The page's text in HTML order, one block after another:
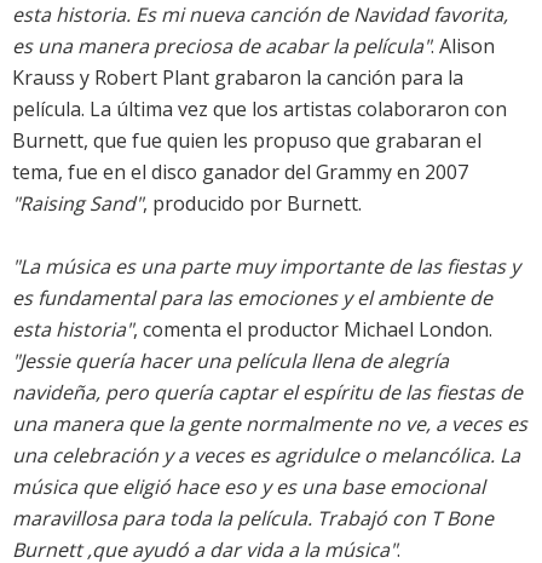
esta historia. Es mi nueva canción de Navidad favorita,
es una manera preciosa de acabar la película". Alison
Krauss y Robert Plant grabaron la canción para la
película. La última vez que los artistas colaboraron con
Burnett, que fue quien les propuso que grabaran el
tema, fue en el disco ganador del Grammy en 2007
"Raising Sand", producido por Burnett.
"La música es una parte muy importante de las fiestas y
es fundamental para las emociones y el ambiente de
esta historia", comenta el productor Michael London.
"Jessie quería hacer una película llena de alegría
navideña, pero quería captar el espíritu de las fiestas de
una manera que la gente normalmente no ve, a veces es
una celebración y a veces es agridulce o melancólica. La
música que eligió hace eso y es una base emocional
maravillosa para toda la película. Trabajó con T Bone
Burnett ,que ayudó a dar vida a la música".